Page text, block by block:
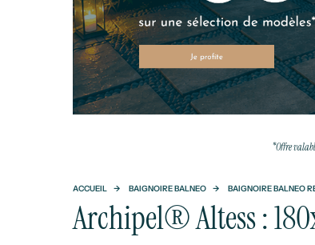
*Offre
ACCUEIL BAIGNOIRE BALNEO BAIGNOIRE BALNEO
Archipel® Altess :